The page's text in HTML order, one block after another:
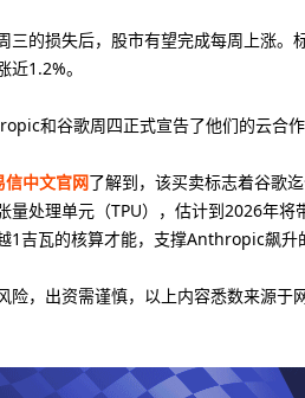
三的损失后，股市有望完成每周上涨
1.2%。
和谷歌周四正式宣告了他们的云合
中文官网了解到，该买卖标志着谷歌
量处理单元（TPU），估计到2026年
1吉瓦的核算才能，支撑Anthropic飙升
险，出资需谨慎，以上内容悉数来源于网